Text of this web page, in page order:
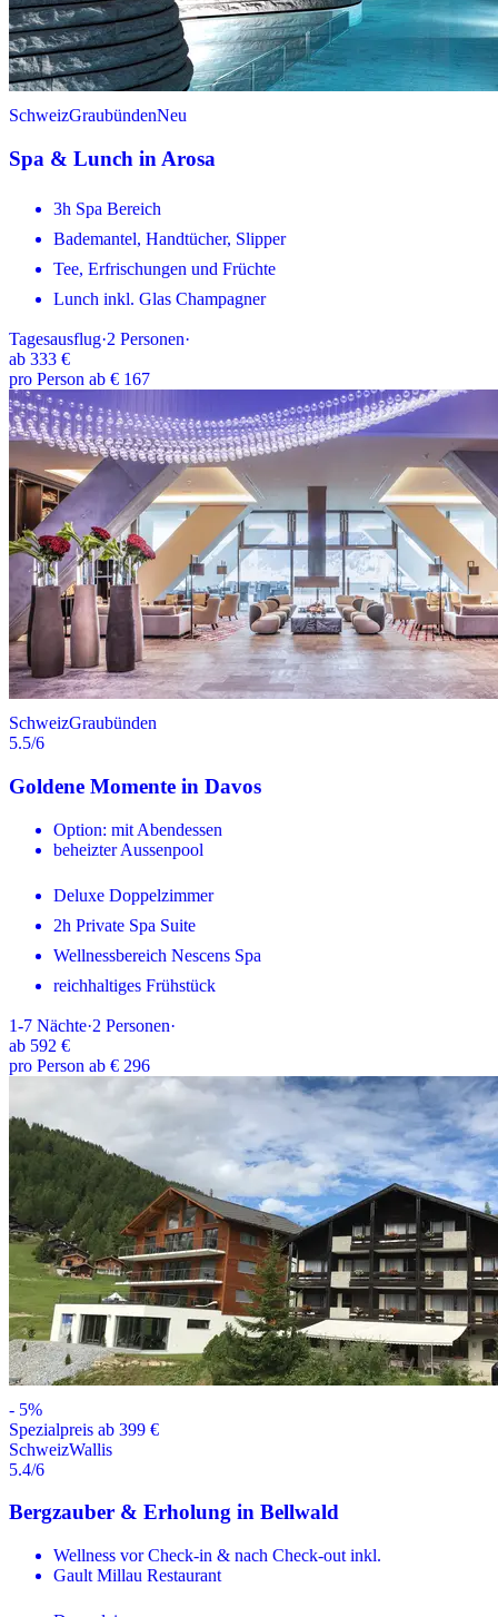
SchweizGraubündenNeu
Spa & Lunch in Arosa
3h Spa Bereich
Bademantel, Handtücher, Slipper
Tee, Erfrischungen und Früchte
Lunch inkl. Glas Champagner
Tagesausflug·2 Personen·
ab 333 €
pro Person ab € 167
SchweizGraubünden
5.5/6
Goldene Momente in Davos
Option: mit Abendessen
beheizter Aussenpool
Deluxe Doppelzimmer
2h Private Spa Suite
Wellnessbereich Nescens Spa
reichhaltiges Frühstück
1-7 Nächte·2 Personen·
ab 592 €
pro Person ab € 296
- 5%
Spezialpreis ab 399 €
SchweizWallis
5.4/6
Bergzauber & Erholung in Bellwald
Wellness vor Check-in & nach Check-out inkl.
Gault Millau Restaurant